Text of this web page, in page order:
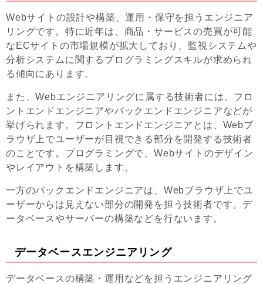
Webサイトの設計や構築、運用・保守を担うエンジニア
リングです。特に近年は、商品・サービスの売買が可能
なECサイトの市場規模が拡大しており、監視システムや
分析システムに関するプログラミングスキルが求められ
る傾向にあります。
また、Webエンジニアリングに属する技術者には、フロ
ントエンドエンジニアやバックエンドエンジニアなどが
挙げられます。フロントエンドエンジニアとは、Webブ
ラウザ上でユーザーが目視できる部分を開発する技術者
のことです。プログラミングで、Webサイトのデザイン
やレイアウトを構築します。
一方のバックエンドエンジニアは、Webブラウザ上でユ
ーザーからは見えない部分の開発を担う技術者です。デ
ータベースやサーバーの構築などを行ないます。
データベースエンジニアリング
データベースの構築・運用などを担うエンジニアリング